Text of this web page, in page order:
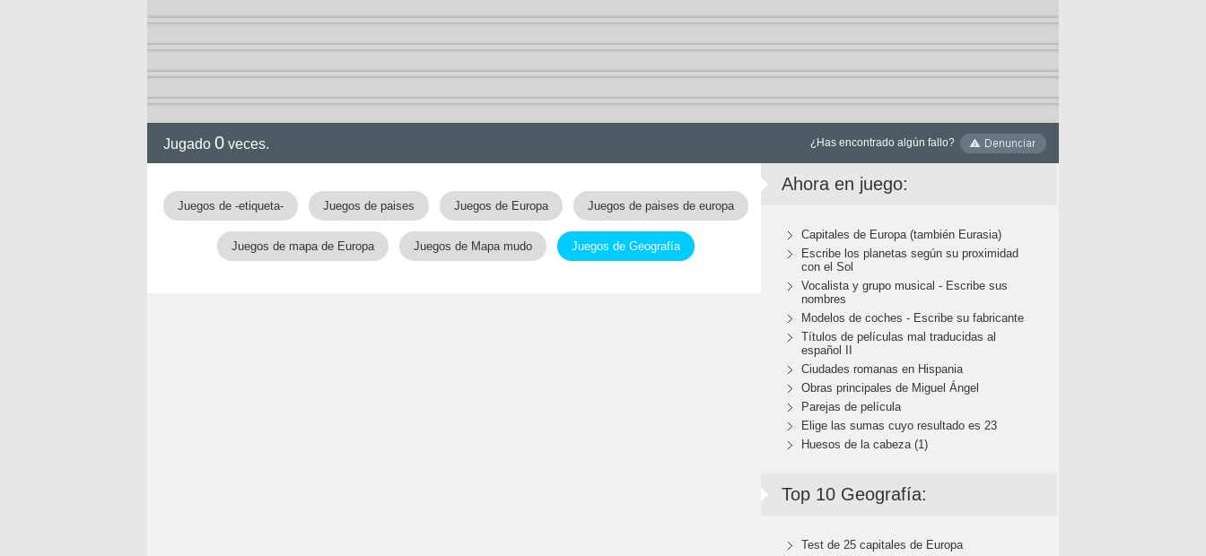
Jugado 0 veces. ¿Has encontrado algún fallo?
Juegos de -etiqueta- Juegos de paises Juegos de Europa Juegos de paises de europa
Juegos de mapa de Europa Juegos de Mapa mudo Juegos de Geografía
Ahora en juego:
Capitales de Europa (también Eurasia)
Escribe los planetas según su proximidad
con el Sol
Vocalista y grupo musical - Escribe sus
nombres
Modelos de coches - Escribe su fabricante
Títulos de películas mal traducidas al
español II
Ciudades romanas en Hispania
Obras principales de Miguel Ángel
Parejas de película
Elige las sumas cuyo resultado es 23
Huesos de la cabeza (1)
Top 10 Geografía:
Test de 25 capitales de Europa